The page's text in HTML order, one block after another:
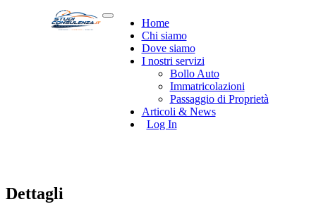
Home
Chi siamo
Dove siamo
I nostri servizi
Bollo Auto
Immatricolazioni
Passaggio di Proprietà
Articoli & News
Log In
Dettagli